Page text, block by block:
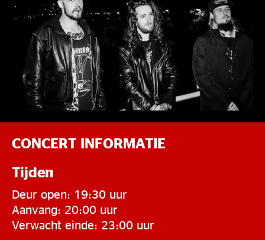
CONCERT INFORMATIE
Tijden
Deur open: 19:30 uur
Aanvang: 20:00 uur
Verwacht einde: 23:00 uur